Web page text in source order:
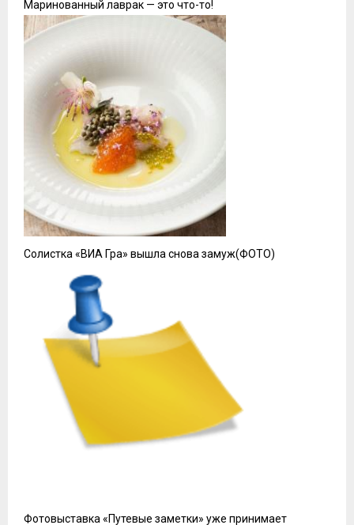
безопасность.
Многим нравится возможность готовить на своей
кухне, что позволяет экономить на питании за
пределами жилья. Чистота, удобное
месторасположение и возможность обмена с
хозяином напрямую – это некоторые из факторов,
которые делают подобные варианты
привлекательными. Повышенное внимание к
достоинствам, таким как наличие дополнительных
услуг и гнёзд для детей, часто поднимает вопрос о
том, стоит ли делать выбор в пользу такой формы
Однако стоит обратить внимание на недостатки.
Проблемы с коммуникацией и непредоставленные
услуги могут стать источником разочарования.
Дополнительные комиссии, которые могут
неожиданно появиться, и необходимость строго
следовать правилам проживания иногда отталкивают
клиентов. Поэтому стоит детально изучить условия
аренды, чтобы избежать неприятных сюрпризов.
В конечном счёте, предварительная оценка выгод и